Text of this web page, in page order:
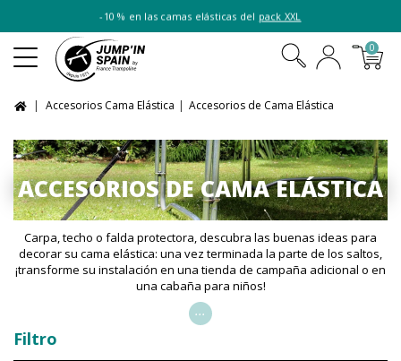
-10 % en las camas elásticas del pack XXL
0
Accesorios Cama Elástica Accesorios de Cama Elástica
ACCESORIOS DE CAMA ELÁSTICA
Carpa, techo o falda protectora, descubra las buenas ideas para
decorar su cama elástica: una vez terminada la parte de los saltos,
¡transforme su instalación en una tienda de campaña adicional o en
una cabaña para niños!
...
Filtro